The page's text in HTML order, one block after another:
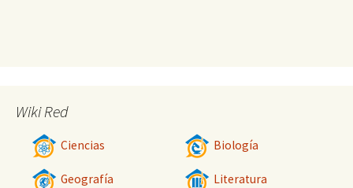
Wiki Red
Ciencias Biología
Geografía Literatura